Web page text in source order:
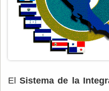
ElSistema de la